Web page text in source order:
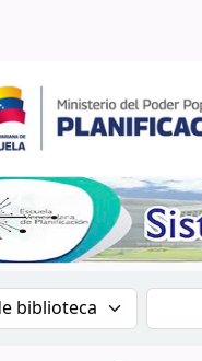
catálogo por: